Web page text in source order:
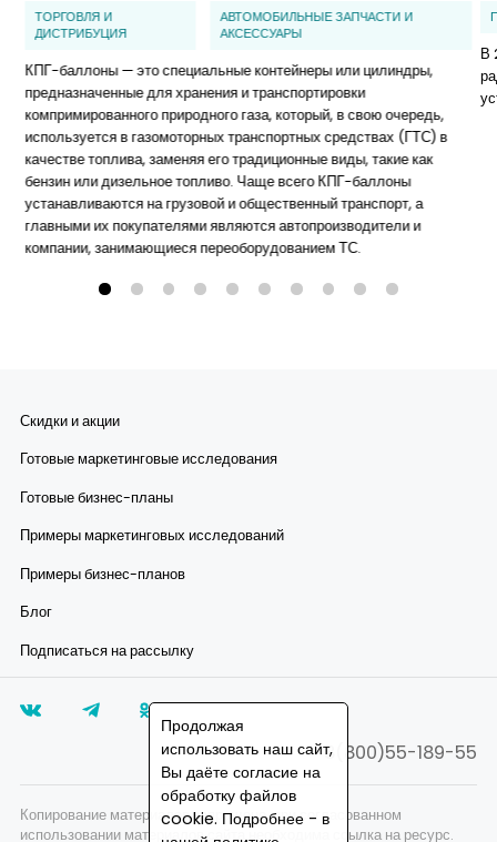
ТОРГОВЛЯ И
ДИСТРИБУЦИЯ
АВТОМОБИЛЬНЫЕ ЗАПЧАСТИ И
АКСЕССУАРЫ
КПГ-баллоны — это специальные контейнеры или цилиндры,
предназначенные для хранения и транспортировки
компримированного природного газа, который, в свою очередь,
используется в газомоторных транспортных средствах (ГТС) в
качестве топлива, заменяя его традиционные виды, такие как
бензин или дизельное топливо. Чаще всего КПГ-баллоны
устанавливаются на грузовой и общественный транспорт, а
главными их покупателями являются автопроизводители и
компании, занимающиеся переоборудованием ТС.
В
Скидки и акции
Готовые маркетинговые исследования
Готовые бизнес-планы
Примеры маркетинговых исследований
Примеры бизнес-планов
Блог
Подписаться на рассылку
8(800)55-189-55
Копирование материалов запрещено, при согласованном
использовании материалов сайта необходима ссылка на ресурс.
Продолжая
использовать наш сайт,
Вы даёте согласие на
обработку файлов
cookie. Подробнее - в